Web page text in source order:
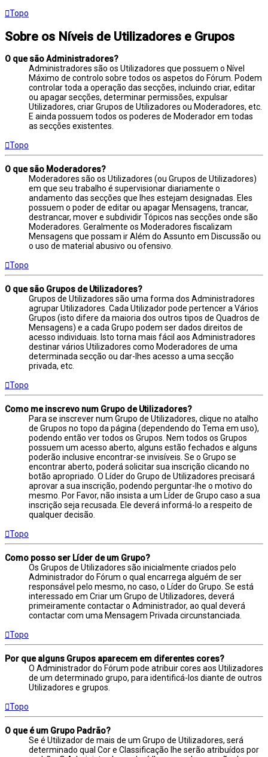
Topo
Sobre os Níveis de Utilizadores e Grupos
O que são Administradores?
Administradores são os Utilizadores que possuem o Nível
Máximo de controlo sobre todos os aspetos do Fórum. Podem
controlar toda a operação das secções, incluindo criar, editar
ou apagar secções, determinar permissões, expulsar
Utilizadores, criar Grupos de Utilizadores ou Moderadores, etc.
E ainda possuem todos os poderes de Moderador em todas
as secções existentes.
Topo
O que são Moderadores?
Moderadores são os Utilizadores (ou Grupos de Utilizadores)
em que seu trabalho é supervisionar diariamente o
andamento das secções que lhes estejam designadas. Eles
possuem o poder de editar ou apagar Mensagens, trancar,
destrancar, mover e subdividir Tópicos nas secções onde são
Moderadores. Geralmente os Moderadores fiscalizam
Mensagens que possam ir Além do Assunto em Discussão ou
o uso de material abusivo ou ofensivo.
Topo
O que são Grupos de Utilizadores?
Grupos de Utilizadores são uma forma dos Administradores
agrupar Utilizadores. Cada Utilizador pode pertencer a Vários
Grupos (isto difere da maioria dos outros tipos de Quadros de
Mensagens) e a cada Grupo podem ser dados direitos de
acesso individuais. Isto torna mais fácil aos Administradores
destinar vários Utilizadores como Moderadores de uma
determinada secção ou dar-lhes acesso a uma secção
privada, etc.
Topo
Como me inscrevo num Grupo de Utilizadores?
Para se inscrever num Grupo de Utilizadores, clique no atalho
de Grupos no topo da página (dependendo do Tema em uso),
podendo então ver todos os Grupos. Nem todos os Grupos
possuem um acesso aberto, alguns estão fechados e alguns
poderão inclusive encontrar-se invisíveis. Se o Grupo se
encontrar aberto, poderá solicitar sua inscrição clicando no
botão apropriado. O Líder do Grupo de Utilizadores precisará
aprovar a sua inscrição, podendo perguntar-lhe o motivo do
mesmo. Por Favor, não insista a um Líder de Grupo caso a sua
inscrição seja recusada. Ele deverá informá-lo a respeito de
qualquer decisão.
Topo
Como posso ser Líder de um Grupo?
Os Grupos de Utilizadores são inicialmente criados pelo
Administrador do Fórum o qual encarrega alguém de ser
responsável pelo mesmo, no caso, o Líder do Grupo. Se está
interessado em Criar um Grupo de Utilizadores, deverá
primeiramente contactar o Administrador, ao qual deverá
contactar com uma Mensagem Privada circunstanciada.
Topo
Por que alguns Grupos aparecem em diferentes cores?
O Administrador do Fórum pode atribuir cores aos Utilizadores
de um determinado grupo, para identificá-los diante de outros
Utilizadores e grupos.
Topo
O que é um Grupo Padrão?
Se é Utilizador de mais de um Grupo de Utilizadores, será
determinado qual Cor e Classificação lhe serão atribuídos por